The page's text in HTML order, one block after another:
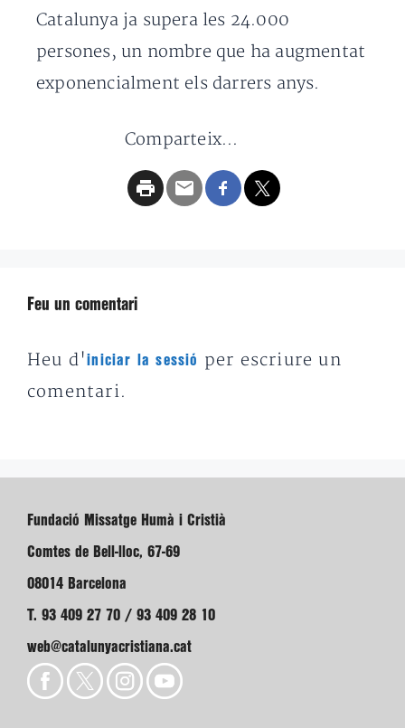
Catalunya ja supera les 24.000
persones, un nombre que ha augmentat
exponencialment els darrers anys.
Comparteix...
Feu un comentari
Heu d'iniciar la sessió
per escriure un
comentari.
Fundació Missatge Humà i Cristià
Comtes de Bell-lloc, 67-69
08014 Barcelona
T. 93 409 27 70 / 93 409 28 10
web@catalunyacristiana.cat